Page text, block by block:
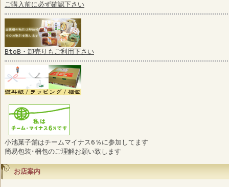
ご購入前に必ず確認下さい
BtoB・卸売りもご利用下さい
小池菓子舗はチームマイナス6％に参加してます
簡易包装･梱包のご理解お願い致します
お店案内